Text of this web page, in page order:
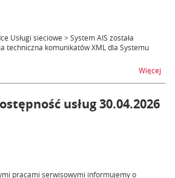
Usługi sieciowe > System AIS została
techniczna komunikatów XML dla Systemu
Więcej
usług 30.04.2026
pracami serwisowymi informujemy o